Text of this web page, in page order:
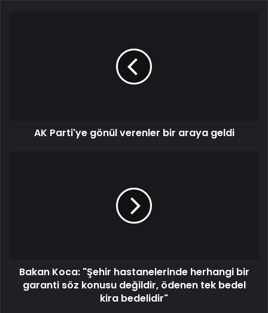
AK Parti'ye gönül verenler bir araya geldi
Bakan Koca: "Şehir hastanelerinde herhangi bir
garanti söz konusu değildir, ödenen tek bedel
kira bedelidir"